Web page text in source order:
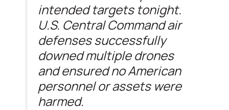
intended targets tonight.
U.S. Central Command air
defenses successfully
downed multiple drones
and ensured no American
personnel or assets were
harmed.